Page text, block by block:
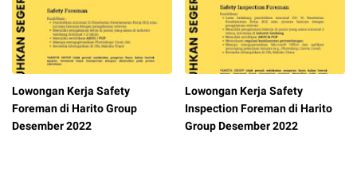
Lowongan Kerja Safety
Foreman di Harito Group
Desember 2022
Lowongan Kerja Safety
Inspection Foreman di Harito
Group Desember 2022